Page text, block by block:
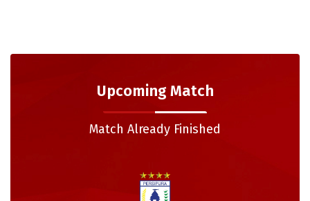
Upcoming Match
Match Already Finished